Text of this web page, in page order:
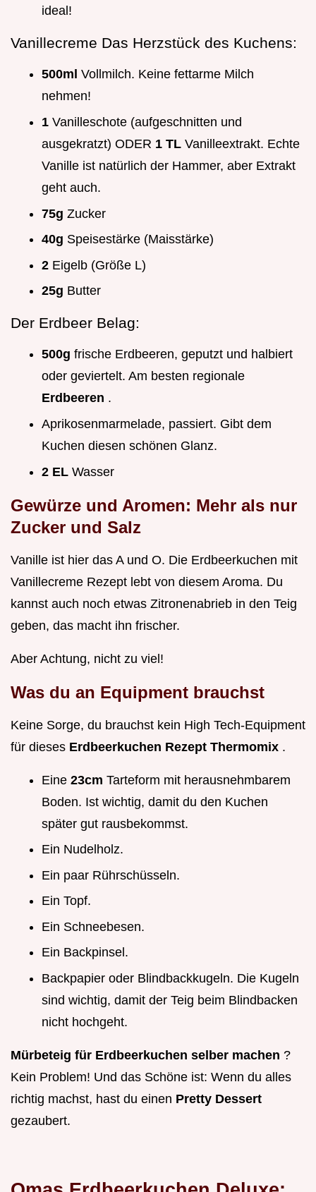
ideal!
Vanillecreme Das Herzstück des Kuchens:
500ml Vollmilch. Keine fettarme Milch
nehmen!
1 Vanilleschote (aufgeschnitten und
ausgekratzt) ODER 1 TL Vanilleextrakt. Echte
Vanille ist natürlich der Hammer, aber Extrakt
geht auch.
75g Zucker
40g Speisestärke (Maisstärke)
2 Eigelb (Größe L)
25g Butter
Der Erdbeer Belag:
500g frische Erdbeeren, geputzt und halbiert
oder geviertelt. Am besten regionale
Erdbeeren .
Aprikosenmarmelade, passiert. Gibt dem
Kuchen diesen schönen Glanz.
2 EL Wasser
Gewürze und Aromen: Mehr als nur
Zucker und Salz
Vanille ist hier das A und O. Die Erdbeerkuchen mit
Vanillecreme Rezept lebt von diesem Aroma. Du
kannst auch noch etwas Zitronenabrieb in den Teig
geben, das macht ihn frischer.
Aber Achtung, nicht zu viel!
Was du an Equipment brauchst
Keine Sorge, du brauchst kein High Tech-Equipment
für dieses Erdbeerkuchen Rezept Thermomix .
Eine 23cm Tarteform mit herausnehmbarem
Boden. Ist wichtig, damit du den Kuchen
später gut rausbekommst.
Ein Nudelholz.
Ein paar Rührschüsseln.
Ein Topf.
Ein Schneebesen.
Ein Backpinsel.
Backpapier oder Blindbackkugeln. Die Kugeln
sind wichtig, damit der Teig beim Blindbacken
nicht hochgeht.
Mürbeteig für Erdbeerkuchen selber machen ?
Kein Problem! Und das Schöne ist: Wenn du alles
richtig machst, hast du einen Pretty Dessert
gezaubert.